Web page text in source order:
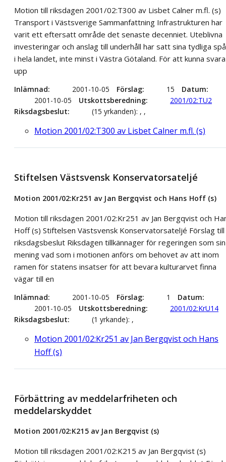
Motion till riksdagen 2001/02:T300 av Lisbet Calner m.fl. (s)
Transport i Västsverige Sammanfattning Infrastrukturen har
varit ett eftersatt område det senaste decenniet. Uteblivna
investeringar och anslag till underhåll har satt sina tydliga
i hela landet, inte minst i Västra Götaland. För att kunna svara
upp
Inlämnad 2001-10-05 Förslag 15
Datum
2001-10-05
Utskottsberedning
2001/02:TU2
Riksdagsbeslut
(15 yrkanden): , ,
Motion 2001/02:T300 av Lisbet Calner m.fl. (s)
Stiftelsen Västsvensk Konservatorsateljé
Motion 2001/02:Kr251 av Jan Bergqvist och Hans Hoff (s)
Motion till riksdagen 2001/02:Kr251 av Jan Bergqvist och
Hoff (s) Stiftelsen Västsvensk Konservatorsateljé Förslag till
riksdagsbeslut Riksdagen tillkännager för regeringen som sin
mening vad som i motionen anförs om behovet av att inom
ramen för statens insatser för att bevara kulturarvet finna
vägar till en
Inlämnad 2001-10-05 Förslag 1
Datum
2001-10-05
Utskottsberedning
2001/02:KrU14
Riksdagsbeslut
(1 yrkande): ,
Motion 2001/02:Kr251 av Jan Bergqvist och Hans
Hoff (s)
Förbättring av meddelarfriheten och
meddelarskyddet
Motion 2001/02:K215 av Jan Bergqvist (s)
Motion till riksdagen 2001/02:K215 av Jan Bergqvist (s)